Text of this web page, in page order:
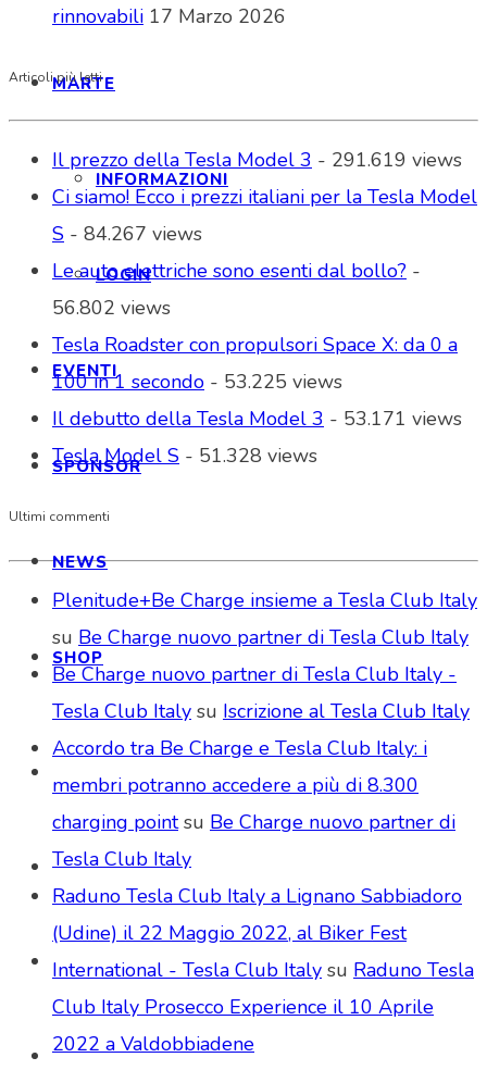
MARTE
INFORMAZIONI
LOGIN
EVENTI
SPONSOR
NEWS
SHOP
rinnovabili 17 Marzo 2026
Articoli più letti
Il prezzo della Tesla Model 3 - 291.619 views
Ci siamo! Ecco i prezzi italiani per la Tesla Model
S - 84.267 views
Le auto elettriche sono esenti dal bollo? -
56.802 views
Tesla Roadster con propulsori Space X: da 0 a
100 in 1 secondo - 53.225 views
Il debutto della Tesla Model 3 - 53.171 views
Tesla Model S - 51.328 views
Ultimi commenti
Plenitude+Be Charge insieme a Tesla Club Italy
su Be Charge nuovo partner di Tesla Club Italy
Be Charge nuovo partner di Tesla Club Italy -
Tesla Club Italy su Iscrizione al Tesla Club Italy
Accordo tra Be Charge e Tesla Club Italy: i
membri potranno accedere a più di 8.300
charging pointsu Be Charge nuovo partner di
Tesla Club Italy
Raduno Tesla Club Italy a Lignano Sabbiadoro
(Udine) il 22 Maggio 2022, al Biker Fest
International - Tesla Club Italy su Raduno Tesla
Club Italy Prosecco Experience il 10 Aprile
2022 a Valdobbiadene